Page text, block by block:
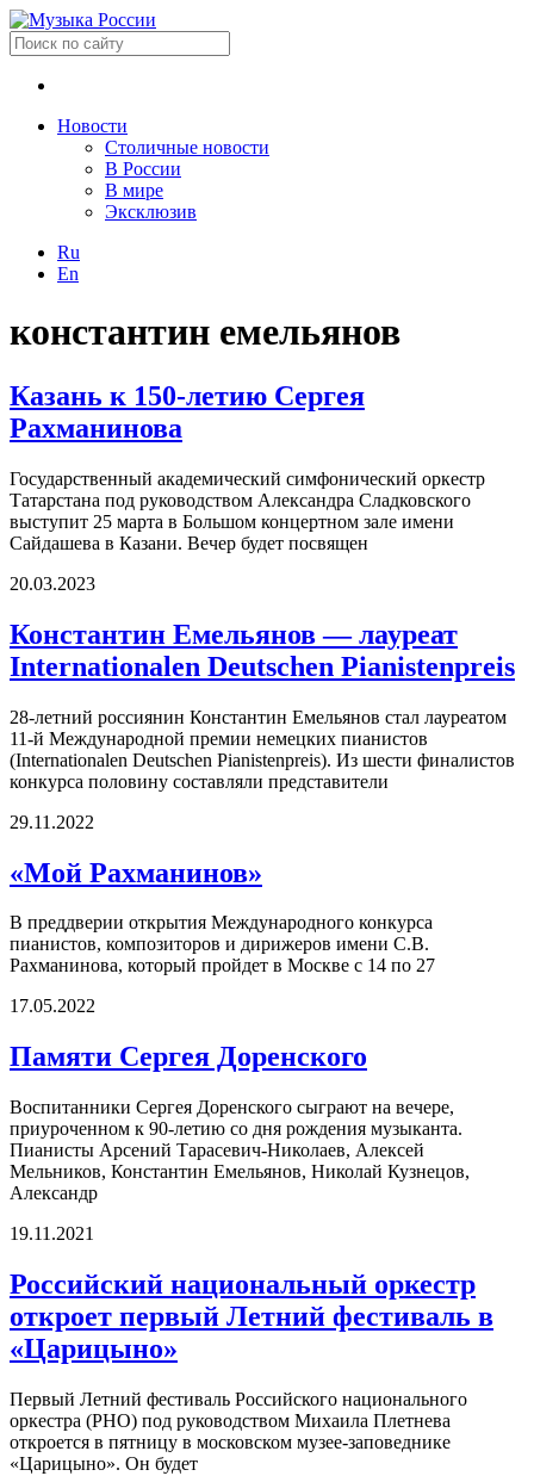
Новости
Столичные новости
В России
В мире
Эксклюзив
Ru
En
константин емельянов
Казань к 150-летию Сергея
Рахманинова
Государственный академический симфонический оркестр
Татарстана под руководством Александра Сладковского
выступит 25 марта в Большом концертном зале имени
Сайдашева в Казани. Вечер будет посвящен
20.03.2023
Константин Емельянов — лауреат
Internationalen Deutschen Pianistenpreis
28-летний россиянин Константин Емельянов стал лауреатом
11-й Международной премии немецких пианистов
(Internationalen Deutschen Pianistenpreis). Из шести финалистов
конкурса половину составляли представители
29.11.2022
«Мой Рахманинов»
В преддверии открытия Международного конкурса
пианистов, композиторов и дирижеров имени С.В.
Рахманинова, который пройдет в Москве с 14 по 27
17.05.2022
Памяти Сергея Доренского
Воспитанники Сергея Доренского сыграют на вечере,
приуроченном к 90-летию со дня рождения музыканта.
Пианисты Арсений Тарасевич-Николаев, Алексей
Мельников, Константин Емельянов, Николай Кузнецов,
Александр
19.11.2021
Российский национальный оркестр
откроет первый Летний фестиваль в
«Царицыно»
Первый Летний фестиваль Российского национального
оркестра (РНО) под руководством Михаила Плетнева
откроется в пятницу в московском музее-заповеднике
«Царицыно». Он будет